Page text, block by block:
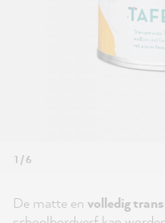
1 / 6
De matte en volledig